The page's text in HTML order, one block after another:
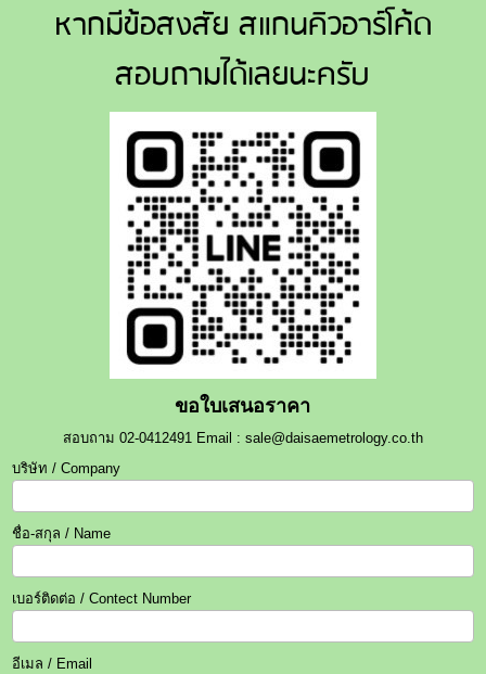
หากมีข้อสงสัย สแกนคิวอาร์โค้ด
สอบถามได้เลยนะครับ
ขอใบเสนอราคา
สอบถาม 02-0412491 Email : sale@daisaemetrology.co.th
บริษัท / Company
ชื่อ-สกุล / Name
เบอร์ติดต่อ / Contect Number
อีเมล / Email